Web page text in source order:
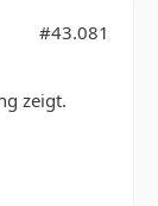
#43.081
zeigt.